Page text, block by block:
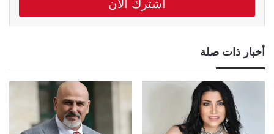
أخبار ذات صلة